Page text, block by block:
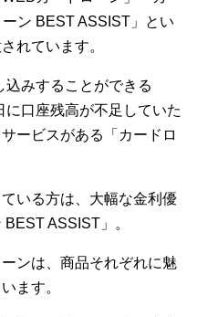
ン BEST ASSIST」とい
れています。
みすることができる
に口座残高が不足していた
ービスがある「カードロ
いる方は、大幅な金利優
ASSIST」。
ンは、商品それぞれに魅
ます。